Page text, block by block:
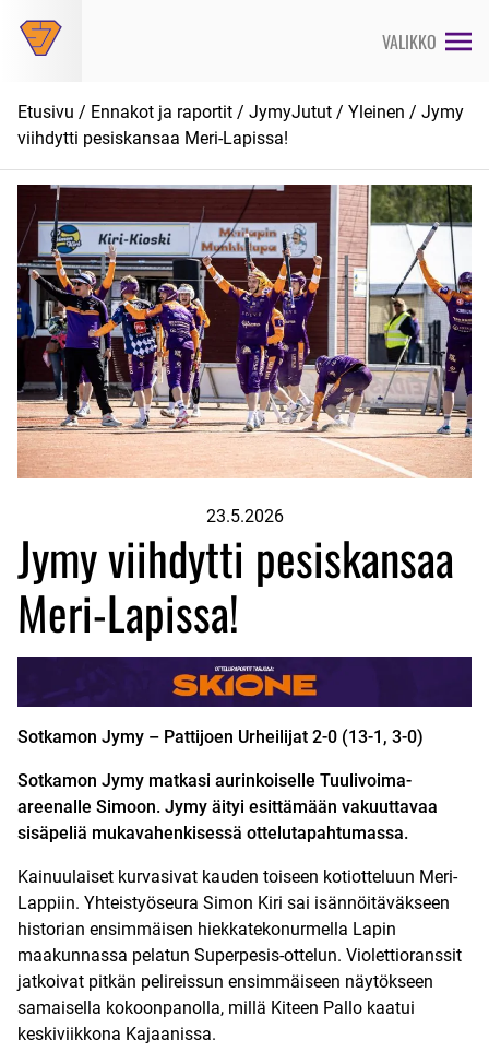
suoraan
VALIKKO
Etusivu / Ennakot ja raportit / JymyJutut / Yleinen / Jymy
viihdytti pesiskansaa Meri-Lapissa!
23.5.2026
Jymy viihdytti pesiskansaa
Meri-Lapissa!
Sotkamon Jymy – Pattijoen Urheilijat 2-0 (13-1, 3-0)
Sotkamon Jymy matkasi aurinkoiselle Tuulivoima-
areenalle Simoon. Jymy äityi esittämään vakuuttavaa
sisäpeliä mukavahenkisessä ottelutapahtumassa.
Kainuulaiset kurvasivat kauden toiseen kotiotteluun Meri-
Lappiin. Yhteistyöseura Simon Kiri sai isännöitäväkseen
historian ensimmäisen hiekkatekonurmella Lapin
maakunnassa pelatun Superpesis-ottelun. Violettioranssit
jatkoivat pitkän pelireissun ensimmäiseen näytökseen
samaisella kokoonpanolla, millä Kiteen Pallo kaatui
keskiviikkona Kajaanissa.